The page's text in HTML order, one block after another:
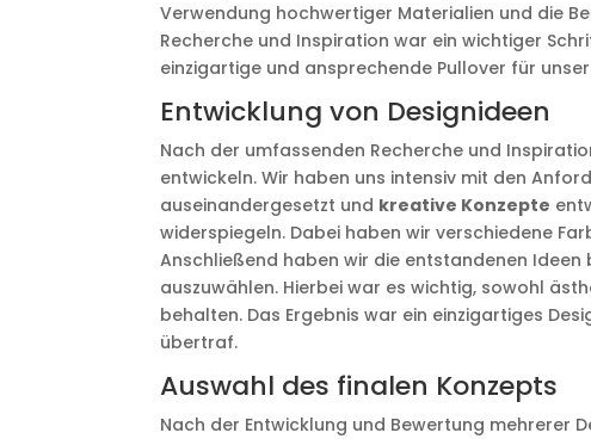
Verwendung hochwertiger Materialien und die
Recherche und Inspiration war ein wichtiger
einzigartige und ansprechende Pullover für
Entwicklung von Designideen
Nach der umfassenden Recherche und
entwickeln. Wir haben uns intensiv mit den
auseinandergesetzt und kreative Konzepte
widerspiegeln. Dabei haben wir verschiedene
Anschließend haben wir die entstandenen
auszuwählen. Hierbei war es wichtig, sowohl
behalten. Das Ergebnis war ein einzigartiges
übertraf.
Auswahl des finalen Konzepts
Nach der Entwicklung und Bewertung mehrerer